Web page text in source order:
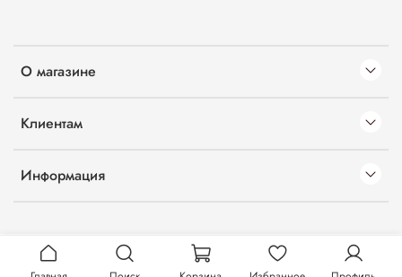
О магазине
Клиентам
Информация